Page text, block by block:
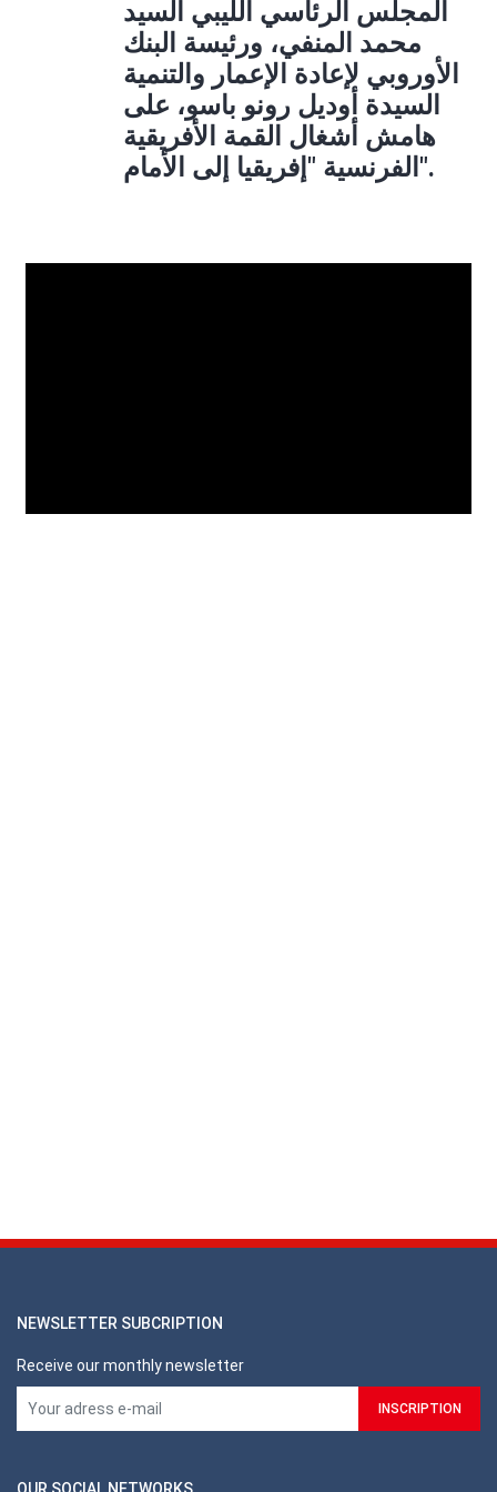
المجلس الرئاسي الليبي السيد
محمد المنفي، ورئيسة البنك
الأوروبي لإعادة الإعمار والتنمية
السيدة أوديل رونو باسو، على
هامش أشغال القمة الأفريقية
الفرنسية "إفريقيا إلى الأمام".
NEWSLETTER SUBCRIPTION
Receive our monthly newsletter